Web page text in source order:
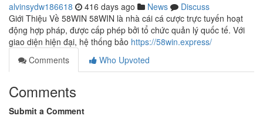
alvinsydw186618 416 days ago News
Discuss
Giới Thiệu Về 58WIN 58WIN là nhà cái cá cược trực tuyến hoạt
động hợp pháp, được cấp phép bởi tổ chức quản lý quốc tế. Với
giao diện hiện đại, hệ thống bảo https://58win.express/
Comments
Who Upvoted
Comments
Submit a Comment